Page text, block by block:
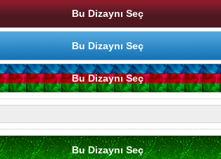
Bu Dizaynı Seç
Bu Dizaynı Seç
Bu Dizaynı Seç
Bu Dizaynı Seç